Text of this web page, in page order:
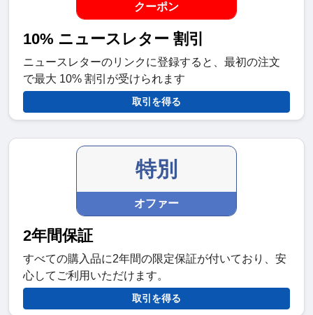
クーポン
10% ニュースレター 割引
ニュースレターのリンクに登録すると、最初の注文
で最大 10% 割引が受けられます
取引を得る
特別
オファー
2年間保証
すべての購入品に2年間の限定保証が付いており、安
心してご利用いただけます。
取引を得る